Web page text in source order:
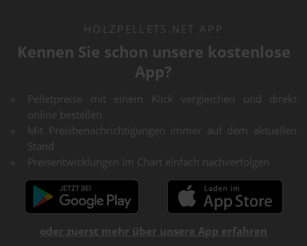
HOLZPELLETS.NET APP
Kennen Sie schon unsere kostenlose
App?
Pelletpreise mit einem Klick vergleichen und direkt
online bestellen
Mit Preisbenachrichtigungen immer auf dem aktuellen
Stand
Preisentwicklungen im Chart einfach nachverfolgen
oder zuerst mehr über unsere App erfahren